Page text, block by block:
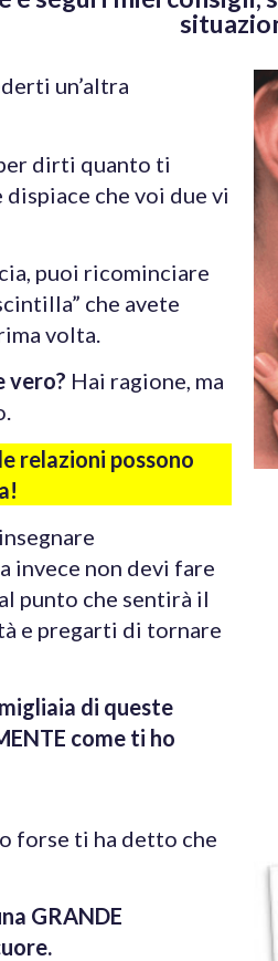
un’altra
dirti quanto ti
che voi due vi
puoi ricominciare
che avete
volta.
vero? Hai ragione, ma
relazioni possono
invece non devi fare
punto che sentirà il
e pregarti di tornare
di queste
come ti ho
forse ti ha detto che
GRANDE